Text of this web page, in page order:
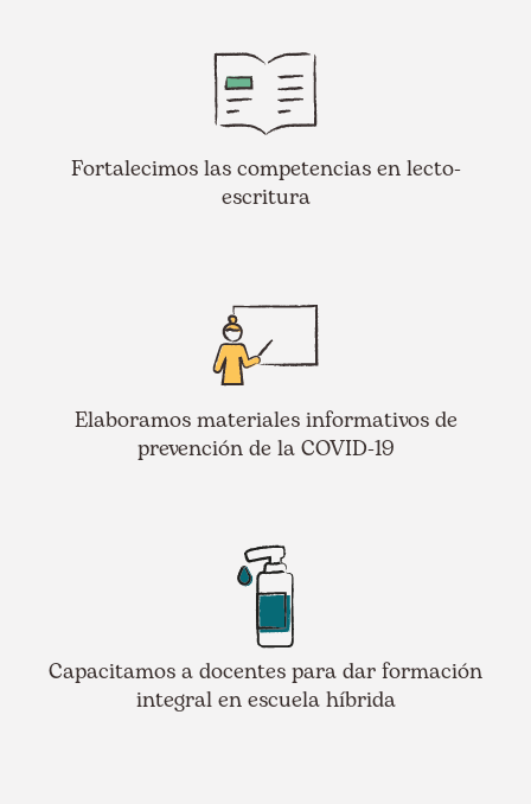
Fortalecimos las competencias en lecto-
escritura
Elaboramos materiales informativos de
prevención de la COVID-19
Capacitamos a docentes para dar formación
integral en escuela híbrida